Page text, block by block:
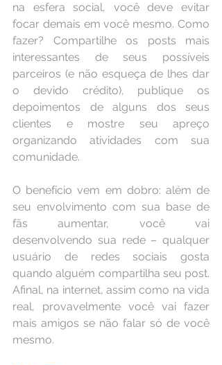
na esfera social, você deve evitar
focar demais em você mesmo. Como
fazer? Compartilhe os posts mais
interessantes de seus possíveis
parceiros (e não esqueça de lhes dar
o devido crédito), publique os
depoimentos de alguns dos seus
clientes e mostre seu apreço
organizando atividades com sua
comunidade.
O benefício vem em dobro: além de
seu envolvimento com sua base de
fãs aumentar, você vai
desenvolvendo sua rede – qualquer
usuário de redes sociais gosta
quando alguém compartilha seu post.
Afinal, na internet, assim como na vida
real, provavelmente você vai fazer
mais amigos se não falar só de você
mesmo.